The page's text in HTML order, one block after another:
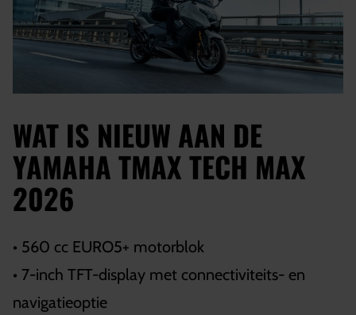
WAT IS NIEUW AAN DE
YAMAHA TMAX TECH MAX
2026
• 560 cc EURO5+ motorblok
• 7-inch TFT-display met connectiviteits- en
navigatieoptie